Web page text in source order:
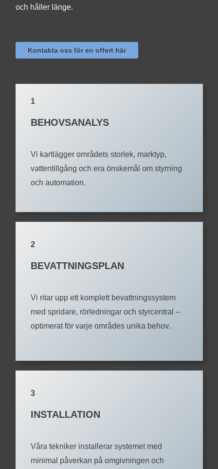
och håller länge.
Kontakta oss för en offert här
1
BEHOVSANALYS
Vi kartlägger områdets storlek, marktyp,
vattentillgång och era önskemål om styrning
och automation.
2
BEVATTNINGSPLAN
Vi ritar upp ett komplett bevattningssystem
med spridare, rörledningar och styrcentral –
optimerat för varje områdes unika behov.
3
INSTALLATION
Våra tekniker installerar systemet med
minimal påverkan på omgivningen och